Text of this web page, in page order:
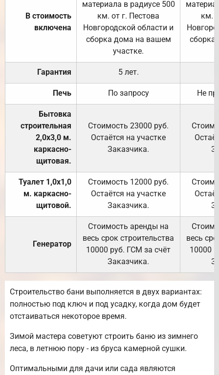
В стоимость
включена
материала в радиусе 500
км. от г. Пестова
Новгородской области и
сборка дома на вашем
участке.
км.
Гарантия 5 лет.
Печь По запросу Не
Бытовка
строительная
2,0х3,0 м.
каркасно-
щитовая.
Стоимость 23000 руб.
Остаётся на участке
Заказчика.
Туалет 1,0х1,0
м. каркасно-
щитовой.
Стоимость 12000 руб.
Остаётся на участке
Заказчика.
Генератор
Стоимость аренды на
весь срок строительства
10000 руб. ГСМ за счёт
Заказчика.
весь
10000
Строительство бани выполняется в двух вариантах:
полностью под ключ и под усадку, когда дом будет
отстаиваться некоторое время.
Зимой мастера советуют строить баню из зимнего
леса, в летнюю пору - из бруса камерной сушки.
Оптимальными для дачи или сада являются